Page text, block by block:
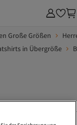
Große Größen
in Übergröße
Herren